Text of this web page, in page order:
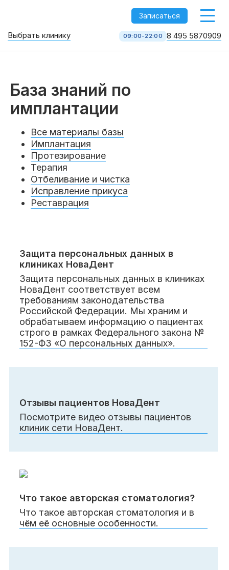
Записаться
8 495 587 09 09 КОЛЛ-ЦЕНТР
Услуги
Имплантация Протезирование
Брекеты Лечение зубов Удаление
стоматология
Диагностика Лечение десен Капы
Петровско-
Разумовская
Центр доктора
Богатова
Красногорск
Химки Ленинский Чертановская
Центр доктора
Цены
Врачи
Работы
Акции
Пациентам База знаний
Выбрать клинику 09:00-22:00 8 495 5870909
База знаний по
имплантации
Все материалы базы
Имплантация
Протезирование
Терапия
Отбеливание и чистка
Исправление прикуса
Реставрация
Защита персональных данных в
клиниках НоваДент
Защита персональных данных в клиниках
НоваДент соответствует всем
требованиям законодательства
Российской Федерации. Мы храним и
обрабатываем информацию о пациентах
строго в рамках Федерального закона №
152-ФЗ «О персональных данных».
Отзывы пациентов НоваДент
Посмотрите видео отзывы пациентов
клиник сети НоваДент.
Что такое авторская стоматология?
Что такое авторская стоматология и в
чём её основные особенности.